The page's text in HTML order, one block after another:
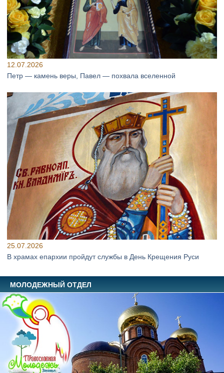
12.07.2026
Петр — камень веры, Павел — похвала вселенной
25.07.2026
В храмах епархии пройдут службы в День Крещения Руси
МОЛОДЕЖНЫЙ ОТДЕЛ